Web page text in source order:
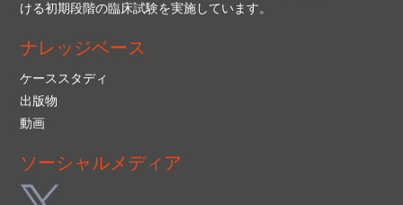
ける初期段階の臨床試験を実施しています。
ナレッジベース
ケーススタディ
出版物
動画
ソーシャルメディア